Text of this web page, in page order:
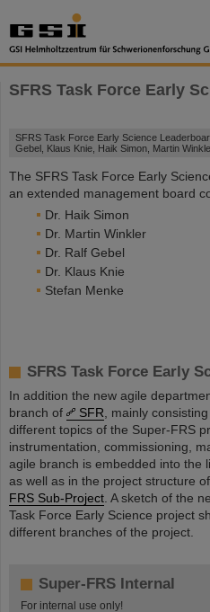
SFRS Task Force Early
SFRS Task Force Early Science
Gebel, Klaus Knie, Haik Simon, Martin
The SFRS Task Force Early
an extended management board
Dr. Haik Simon
Dr. Martin Winkler
Dr. Ralf Gebel
Dr. Klaus Knie
Stefan Menke
SFRS Task Force Early
In addition the new agile
branch of
SFR , mainly
different topics of the Super-FRS
instrumentation, commissioning,
agile branch is embedded into the
as well as in the project structure
FRS Sub-Project . A sketch of the
Task Force Early Science project
different branches of the project.
Super-FRS Internal
For internal use only!